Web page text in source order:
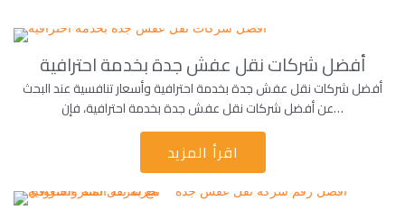
أفضل شركات نقل عفش جدة بخدمة احترافية
أفضل شركات نقل عفش جدة بخدمة احترافية وأسعار تنافسية عند البحث
عن أفضل شركات نقل عفش جدة بخدمة احترافية، فإن…
اقرأ المزيد